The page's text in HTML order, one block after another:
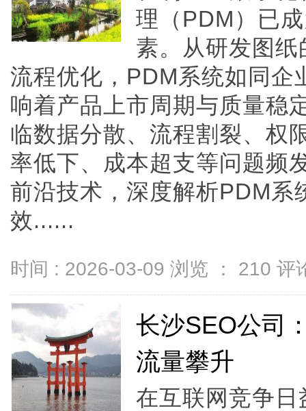
理（PDM）已
素。从研发图
流程优化，PDM系统如同企
响着产品上市周期与质量稳
临数据分散、流程割裂、权
率低下、成本超支等问题频
前沿技术，深度解析PDM系
效......
时间 : 2026-03-09 浏览 ： 210 评
长沙SEO公司
流量攀升
在互联网竞争